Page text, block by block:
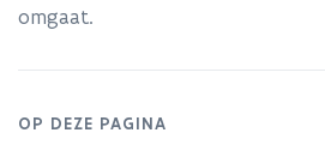
evalueren,
omgaat.
OP DEZE PAGINA